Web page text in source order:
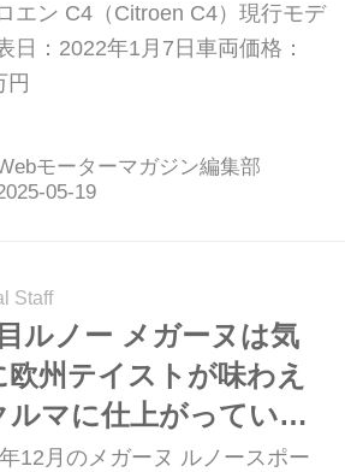
エン C4（Citroen C4）現行モデ
日：2022年1月7日車両価格：
円
モーターマガジン編集部
Staff
ルノー メガーヌは気
欧州テイストが味わえ
ルマに仕上がっていた
年ひと昔の新車】
12月のメガーヌ ルノースポー